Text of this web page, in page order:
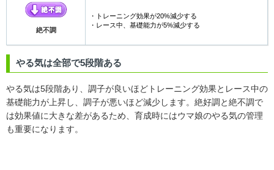
絶不調
・トレーニング効果が20%減少する
・レース中、基礎能力が5%減少する
やる気は全部で5段階ある
やる気は5段階あり、調子が良いほどトレーニング効果とレース中の
基礎能力が上昇し、調子が悪いほど減少します。絶好調と絶不調で
は効果値に大きな差があるため、育成時にはウマ娘のやる気の管理
も重要になります。